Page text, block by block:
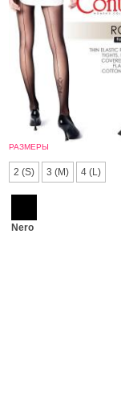
РАЗМЕРЫ
2 (S) 3 (M) 4 (L)
Nero